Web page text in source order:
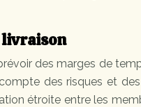
livraison
des marges de
des risques et
étroite entre les